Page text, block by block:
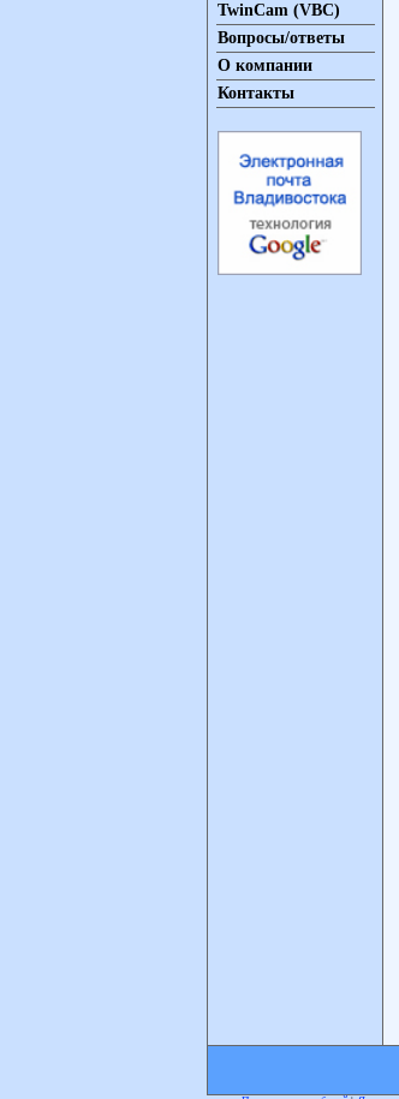
TwinCam (VBC)
Вопросы/ответы
О компании
Контакты